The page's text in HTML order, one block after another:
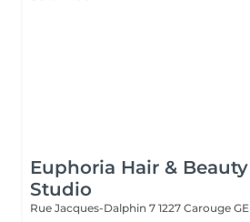
Euphoria Hair & Beauty
Studio
Rue Jacques-Dalphin 7 1227 Carouge GE